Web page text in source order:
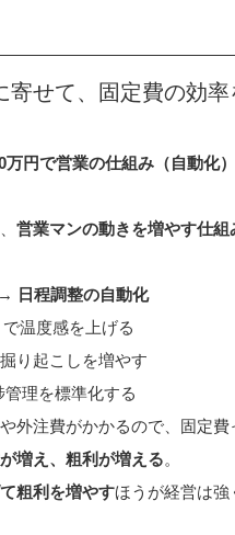
せて、固定費の効率
万円で営業の仕組み（自動化
営業マンの動きを増やす仕組
→
日程調整の自動化
温度感を上げる
り起こしを増やす
理を標準化する
外注費がかかるので、固定費
増え、粗利が増える。
粗利を増やすほうが経営は強